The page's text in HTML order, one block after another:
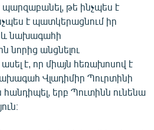
թե ինչպես է
է պատկերացնում իր
և նախագահի
նորից անցնելու
է, որ միայն հեռախոսով է
Վլադիմիր Պուրտինի
երբ Պուտինն ունենա